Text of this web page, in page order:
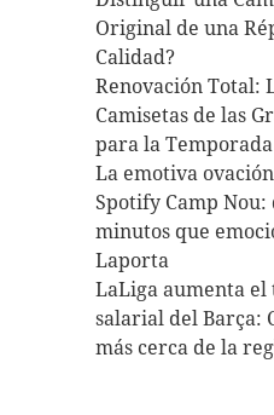
Original de una
Calidad?
Renovación Total:
Camisetas de las
para la Temporada
La emotiva
Spotify Camp Nou:
minutos que
Laporta
LaLiga aumenta el
salarial del Barça:
más cerca de la